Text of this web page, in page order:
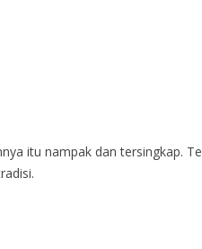
itu nampak dan tersingkap.